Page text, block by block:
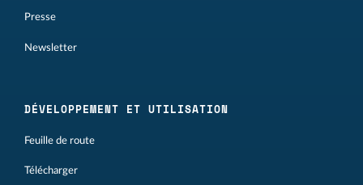
Presse
Newsletter
DÉVELOPPEMENT ET UTILISATION
Feuille de route
Télécharger